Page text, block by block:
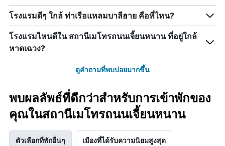
โรงแรมดีๆ ใกล้ ท่าเรือแหลมบาลีฮาย คือที่ไหน?
โรงแรมไหนดีใน สถานีเมโทรถนนเจี้ยนหนาน ที่อยู่ใกล้
หาดเฉวง?
ดูคำถามที่พบบ่อยมากขึ้น
พบผลลัพธ์ที่ดีกว่าสำหรับการเข้าพักของ
คุณในสถานีเมโทรถนนเจี้ยนหนาน
ตัวเลือกที่พักอื่นๆ เมืองที่ได้รับความนิยมสูงสุด